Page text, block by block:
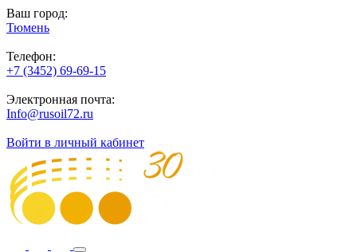
Ваш город:
Тюмень
Телефон:
+7 (3452) 69-69-15
Электронная почта:
Info@rusoil72.ru
Войти в личный кабинет